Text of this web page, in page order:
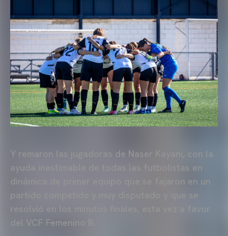
Y remaron las jugadoras de Naser Kayani, con la
ayuda inestimable de todas las futbolistas en
dinámica de primer equipo que se fajaron en un
partido competido y muy disputado y que se
resolvió en los minutos finales, esta vez a favor
del VCF Femenino B.